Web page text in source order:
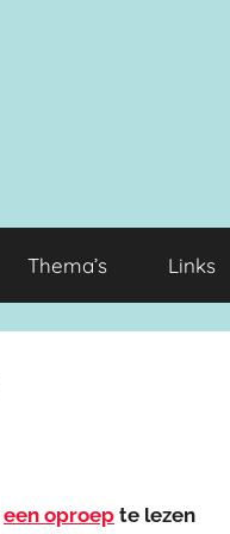
Thema’s Links
een oproep te lezen